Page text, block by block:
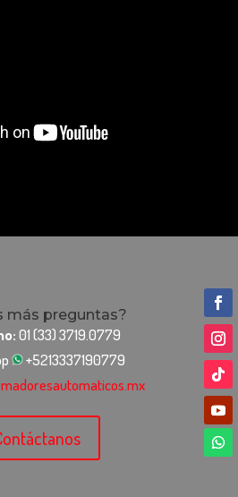
más preguntas?
01 (33) 3719.0779
+5213337190779